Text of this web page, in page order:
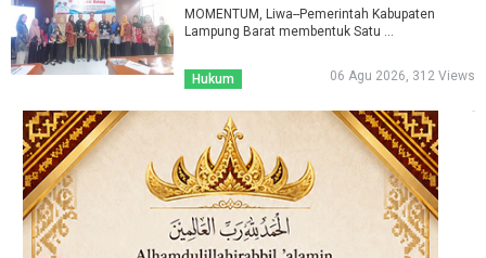
MOMENTUM, Liwa--Pemerintah Kabupaten
Lampung Barat membentuk Satu ...
Hukum 06 Agu 2026, 312 Views